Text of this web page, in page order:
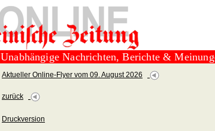
Unabhängige Nachrichten, Berichte &
Aktueller Online-Flyer vom 09. August 2026
zurück
Druckversion